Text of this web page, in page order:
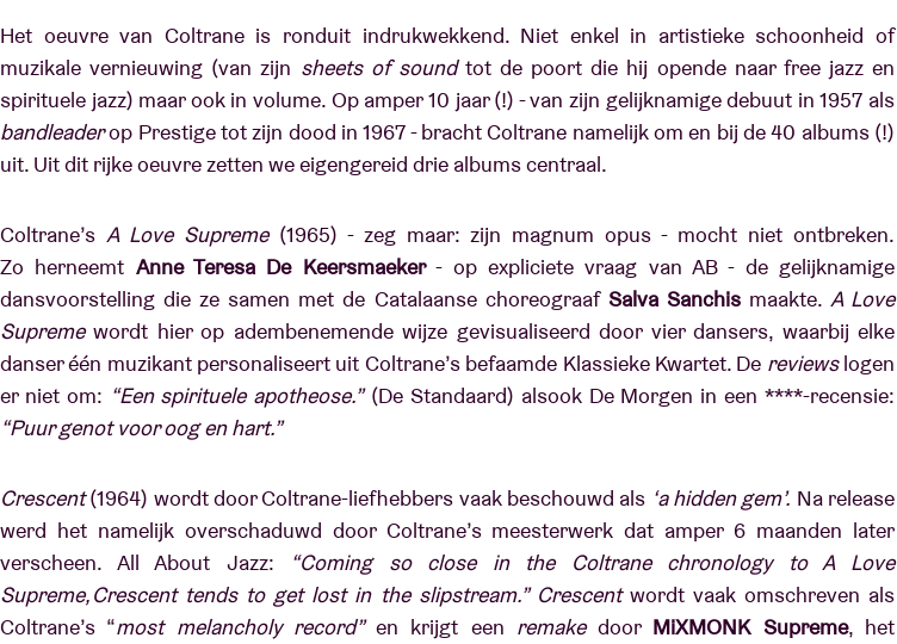
Het oeuvre van Coltrane is ronduit indrukwekkend. Niet enkel in artistieke schoonheid of
muzikale vernieuwing (van zijn sheets of soundtot de poort die hij opende naar free jazz en
spirituele jazz) maar ook in volume. Op amper 10 jaar (!) - van zijn gelijknamige debuut in 1957 als
bandleaderop Prestige tot zijn dood in 1967 - bracht Coltrane namelijk om en bij de 40 albums (!)
uit. Uit dit rijke oeuvre zetten we eigengereid drie albums centraal.
Coltrane’s A Love Supreme(1965) - zeg maar: zijn magnum opus - mocht niet ontbreken.
Zo herneemt Anne Teresa De Keersmaeker- op expliciete vraag van AB - de gelijknamige
dansvoorstelling die ze samen met de Catalaanse choreograaf Salva Sanchismaakte. A Love
Supremewordt hier op adembenemende wijze gevisualiseerd door vier dansers, waarbij elke
danser één muzikant personaliseert uit Coltrane’s befaamde Klassieke Kwartet. De reviewslogen
er niet om: “Een spirituele apotheose.”(De Standaard) alsook De Morgen in een ****-recensie:
“Puur genot voor oog en hart.”
Crescent(1964) wordt door Coltrane-liefhebbers vaak beschouwd als ‘a hidden gem’. Na release
werd het namelijk overschaduwd door Coltrane’s meesterwerk dat amper 6 maanden later
verscheen. All About Jazz:
“Coming so close in the Coltrane chronology to A Love
Supreme, Crescent tends to get lost in the slipstream.” Crescent wordt vaak omschreven als
Coltrane’s “most melancholy record”en krijgt een remakedoor MiXMONK Supreme, het